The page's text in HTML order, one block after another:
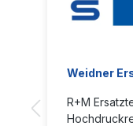
Weidner
R+M